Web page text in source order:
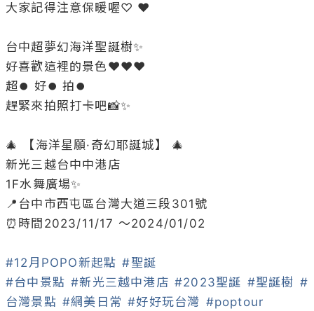
大家記得注意保暖喔♡ ❤︎
台中超夢幻海洋聖誕樹✨
好喜歡這裡的景色❤️❤️❤️
超⏺︎ 好⏺︎ 拍⏺︎
趕緊來拍照打卡吧📸✨
🎄 【海洋星願·奇幻耶誕城】 🎄
新光三越台中中港店
1F水舞廣場✨
📍台中市西屯區台灣大道三段301號
⏰時間2023/11/17 ～2024/01/02
#12月POPO新起點 #聖誕
#台中景點 #新光三越中港店 #2023聖誕 #聖誕樹 #
台灣景點 #網美日常 #好好玩台灣 #poptour